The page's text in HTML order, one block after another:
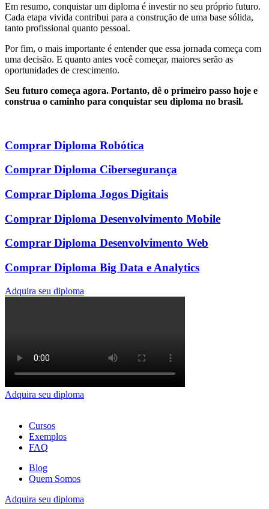
Em resumo, conquistar um diploma é investir no seu próprio futuro.
Cada etapa vivida contribui para a construção de uma base sólida,
tanto profissional quanto pessoal.
Por fim, o mais importante é entender que essa jornada começa com
uma decisão. E quanto antes você começar, maiores serão as
oportunidades de crescimento.
Seu futuro começa agora. Portanto, dê o primeiro passo hoje e
construa o caminho para conquistar seu diploma no brasil.
Comprar Diploma Robótica
Comprar Diploma Cibersegurança
Comprar Diploma Jogos Digitais
Comprar Diploma Desenvolvimento Mobile
Comprar Diploma Desenvolvimento Web
Comprar Diploma Big Data e Analytics
Adquira seu diploma
Adquira seu diploma
Cursos
Exemplos
FAQ
Blog
Quem Somos
Adquira seu diploma